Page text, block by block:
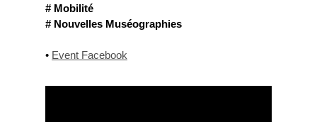
# Mobilité
# Nouvelles Muséographies
• Event Facebook